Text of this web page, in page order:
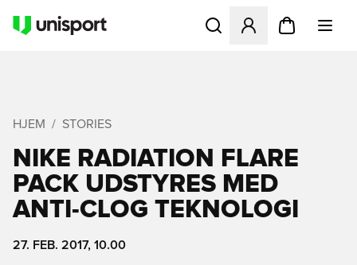
Åbner en Modal til at
HJEM STORIES
NIKE RADIATION FLARE
PACK UDSTYRES MED
ANTI-CLOG TEKNOLOGI
27. FEB. 2017, 10.00